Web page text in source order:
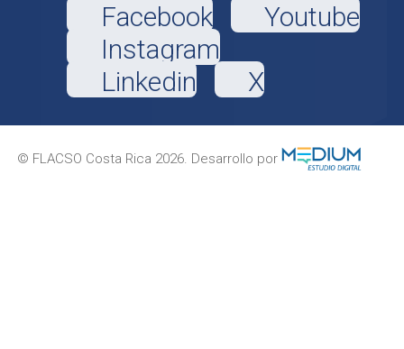
Facebook
Youtube
Instagram
Linkedin
X
© FLACSO Costa Rica 2026. Desarrollo por